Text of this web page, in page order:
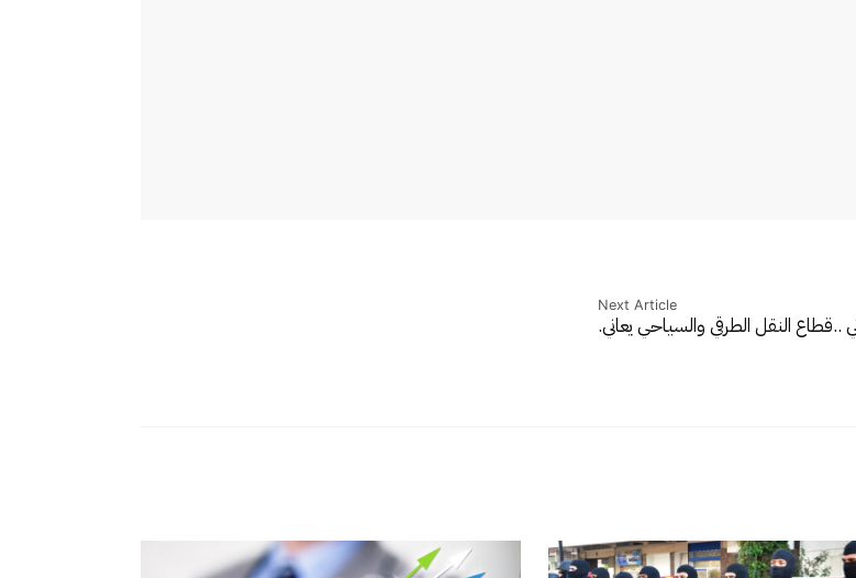
Next Article
..قطاع النقل الطرقي والسياحي يعاني.